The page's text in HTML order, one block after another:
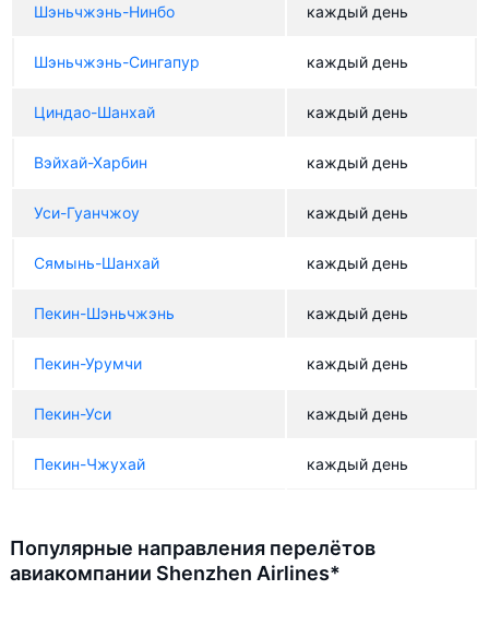
Шэньчжэнь-Нинбо каждый день
Шэньчжэнь-Сингапур каждый день
Циндао-Шанхай каждый день
Вэйхай-Харбин каждый день
Уси-Гуанчжоу каждый день
Сямынь-Шанхай каждый день
Пекин-Шэньчжэнь каждый день
Пекин-Урумчи каждый день
Пекин-Уси каждый день
Пекин-Чжухай каждый день
Популярные направления перелётов
авиакомпании Shenzhen Airlines*